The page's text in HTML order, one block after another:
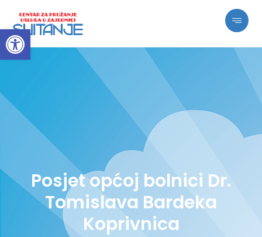
Open toolbar
Posjet općoj bolnici Dr.
Tomislava Bardeka
Koprivnica